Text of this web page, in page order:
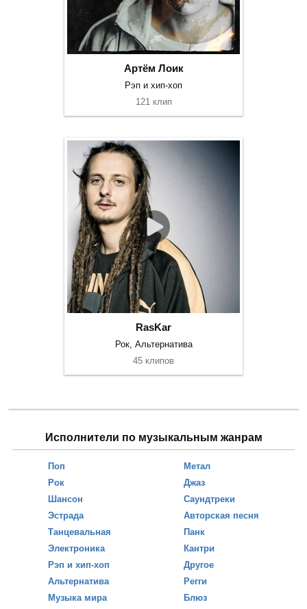
Артём Лоик
Рэп и хип-хоп
121 клип
RasKar
Рок, Альтернатива
45 клипов
Исполнители по музыкальным жанрам
Поп
Рок
Шансон
Эстрада
Танцевальная
Электроника
Рэп и хип-хоп
Альтернатива
Музыка мира
Метал
Джаз
Саундтреки
Авторская песня
Панк
Кантри
Другое
Регги
Блюз